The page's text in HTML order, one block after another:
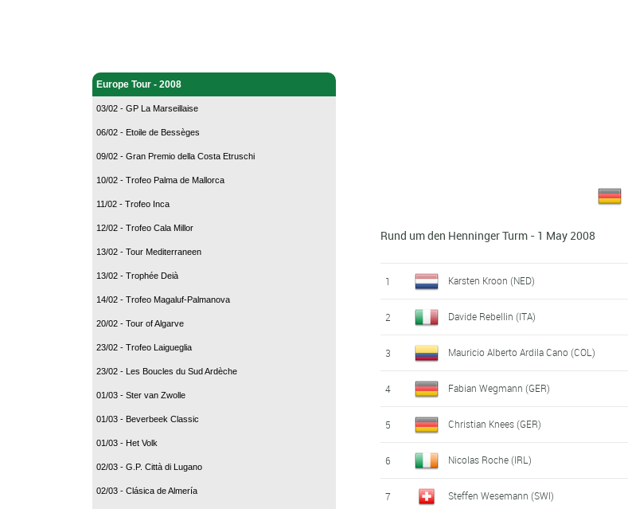
Europe Tour - 2008
03/02 - GP La Marseillaise
06/02 - Etoile de Bessèges
09/02 - Gran Premio della Costa Etruschi
10/02 - Trofeo Palma de Mallorca
11/02 - Trofeo Inca
12/02 - Trofeo Cala Millor
13/02 - Tour Mediterraneen
13/02 - Trophée Deià
14/02 - Trofeo Magaluf-Palmanova
20/02 - Tour of Algarve
23/02 - Trofeo Laigueglia
23/02 - Les Boucles du Sud Ardèche
01/03 - Ster van Zwolle
01/03 - Beverbeek Classic
01/03 - Het Volk
02/03 - G.P. Città di Lugano
02/03 - Clásica de Almería
Rund um den Henninger Turm - 1 May 2008
1 Karsten Kroon (NED)
2 Davide Rebellin (ITA)
3 Mauricio Alberto Ardila Cano (COL)
4 Fabian Wegmann (GER)
5 Christian Knees (GER)
6 Nicolas Roche (IRL)
7 Steffen Wesemann (SWI)